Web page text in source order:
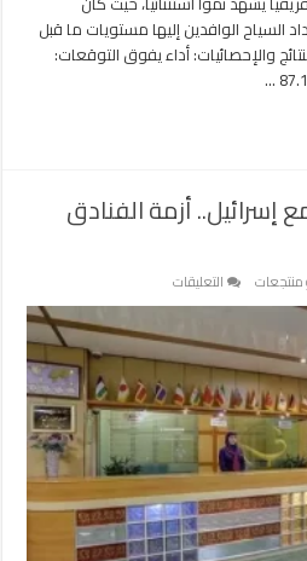
السياح الوافدين إليها مستويات ما قبل
19 عام 2023. أبرز النتائج والإحصائيات: أداء يفوق التوقعات:
إسرائيل.. أزمة الفنادق
منتجعات التعليقات
من
كورونا
إلى
الحرب
مع
إسرائيل..
أزمة
الفنادق
الإيرانية
تتفاقم
مغلقة